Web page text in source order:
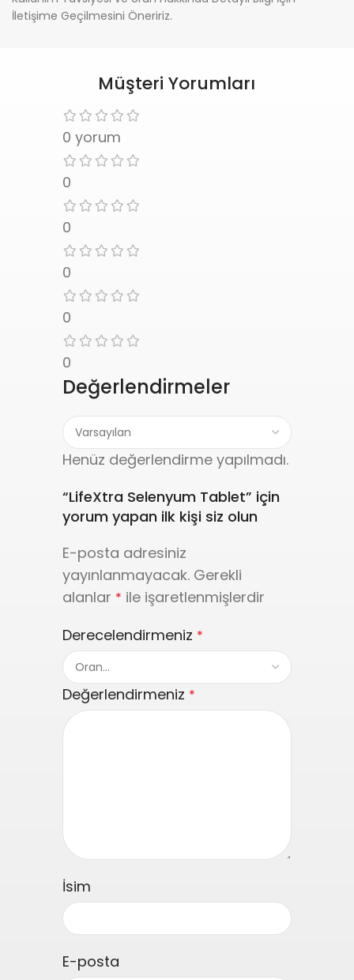
İletişime Geçilmesini Öneririz.
Müşteri Yorumları
0 yorum
0
0
0
0
0
Değerlendirmeler
Henüz değerlendirme yapılmadı.
“LifeXtra Selenyum Tablet” için
yorum yapan ilk kişi siz olun
E-posta adresiniz
yayınlanmayacak. Gerekli
alanlar * ile işaretlenmişlerdir
Derecelendirmeniz *
Değerlendirmeniz *
İsim
E-posta